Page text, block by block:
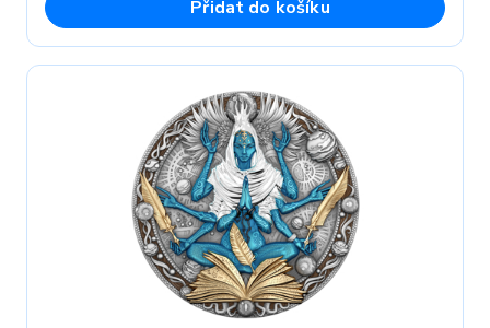
Přidat do košíku